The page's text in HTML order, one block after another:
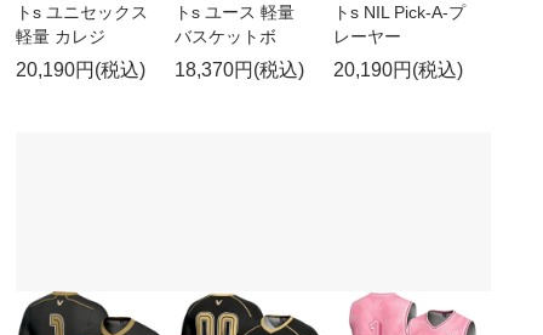
トs ユニセックス
軽量 カレジ
20,190円(税込)
トs ユース 軽量
バスケットボ
18,370円(税込)
トs NIL Pick-A-プ
レーヤー
20,190円(税込)